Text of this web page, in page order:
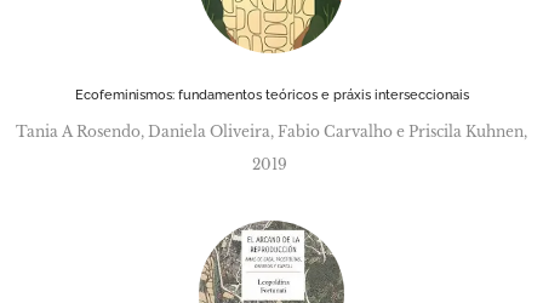
Ecofeminismos: fundamentos teóricos e práxis interseccionais
Tania A Rosendo, Daniela Oliveira, Fabio Carvalho e Priscila Kuhnen,
2019